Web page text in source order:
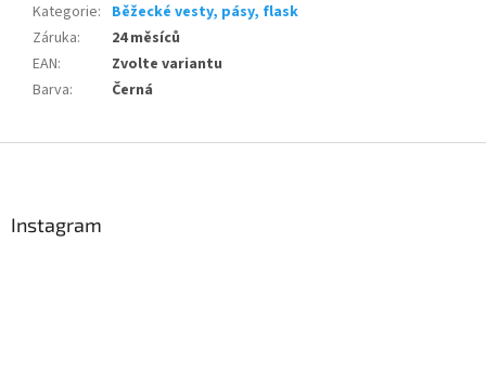
Kategorie: Běžecké vesty, pásy, flask
Záruka:
24 měsíců
EAN:
Zvolte variantu
Barva: Černá
Instagram